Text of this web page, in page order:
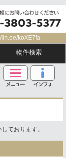
koXE7fa
物件検索
ております。